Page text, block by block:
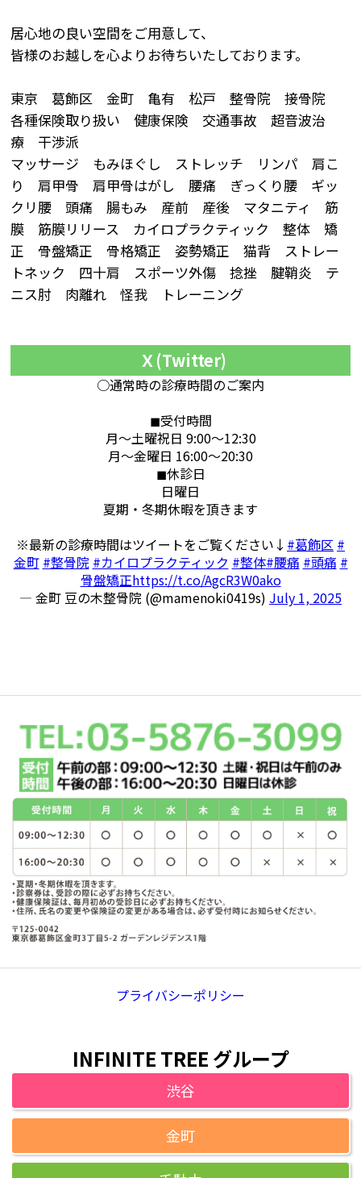
居心地の良い空間をご用意して、
皆様のお越しを心よりお待ちいたしております。
東京 葛飾区 金町 亀有 松戸 整骨院 接骨院
各種保険取り扱い 健康保険 交通事故 超音波治
療 干渉派
マッサージ もみほぐし ストレッチ リンパ 肩こ
り 肩甲骨 肩甲骨はがし 腰痛 ぎっくり腰 ギッ
クリ腰 頭痛 腸もみ 産前 産後 マタニティ 筋
膜 筋膜リリース カイロプラクティック 整体 矯
正 骨盤矯正 骨格矯正 姿勢矯正 猫背 ストレー
トネック 四十肩 スポーツ外傷 捻挫 腱鞘炎 テ
ニス肘 肉離れ 怪我 トレーニング
Ｘ(Twitter)
○通常時の診療時間のご案内
◼︎受付時間
月～土曜祝日 9:00～12:30
月～金曜日 16:00～20:30
◼︎休診日
日曜日
夏期・冬期休暇を頂きます
※最新の診療時間はツイートをご覧ください↓ #葛飾区 #
金町 #整骨院 #カイロプラクティック #整体#腰痛 #頭痛 #
骨盤矯正https://t.co/AgcR3W0ako
— 金町 豆の木整骨院 (@mamenoki0419s) July 1, 2025
プライバシーポリシー
INFINITE TREE グループ
渋谷
金町